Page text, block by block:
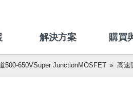
解決方案 購買
500-650VSuper JunctionMOSFET 高速